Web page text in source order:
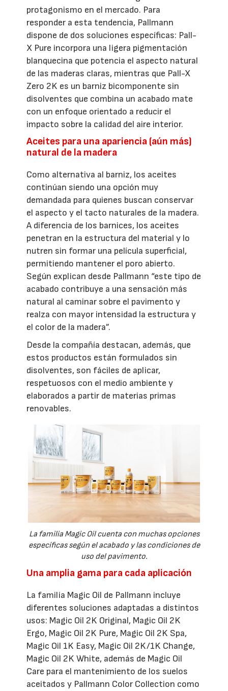
protagonismo en el mercado. Para
responder a esta tendencia, Pallmann
dispone de dos soluciones específicas: Pall-
X Pure incorpora una ligera pigmentación
blanquecina que potencia el aspecto natural
de las maderas claras, mientras que Pall-X
Zero 2K es un barniz bicomponente sin
disolventes que combina un acabado mate
con un enfoque orientado a reducir el
impacto sobre la calidad del aire interior.
Aceites para una apariencia (aún más)
natural de la madera
Como alternativa al barniz, los aceites
continúan siendo una opción muy
demandada para quienes buscan conservar
el aspecto y el tacto naturales de la madera.
A diferencia de los barnices, los aceites
penetran en la estructura del material y lo
nutren sin formar una película superficial,
permitiendo mantener el poro abierto.
Según explican desde Pallmann “este tipo de
acabado contribuye a una sensación más
natural al caminar sobre el pavimento y
realza con mayor intensidad la estructura y
el color de la madera”.
Desde la compañía destacan, además, que
estos productos están formulados sin
disolventes, son fáciles de aplicar,
respetuosos con el medio ambiente y
elaborados a partir de materias primas
renovables.
La familia Magic Oil cuenta con muchas opciones
específicas según el acabado y las condiciones de
uso del pavimento.
Una amplia gama para cada aplicación
La familia Magic Oil de Pallmann incluye
diferentes soluciones adaptadas a distintos
usos: Magic Oil 2K Original, Magic Oil 2K
Ergo, Magic Oil 2K Pure, Magic Oil 2K Spa,
Magic Oil 1K Easy, Magic Oil 2K/1K Change,
Magic Oil 2K White, además de Magic Oil
Care para el mantenimiento de los suelos
aceitados y Pallmann Color Collection como